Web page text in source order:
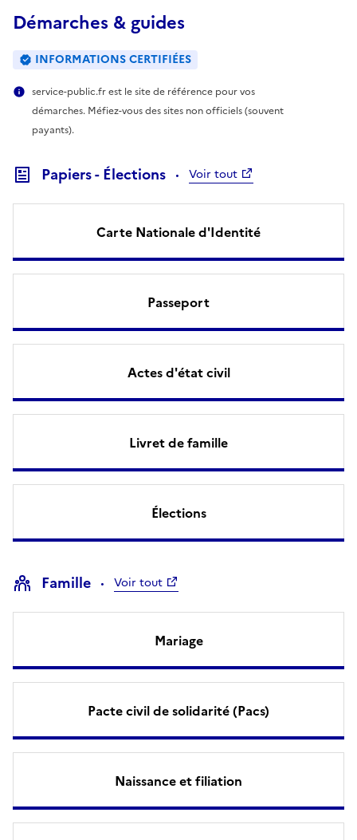
Démarches & guides
INFORMATIONS CERTIFIÉES
service-public.fr est le site de référence pour vos
démarches. Méfiez-vous des sites non officiels (souvent
payants).
Papiers - Élections Voir tout
Carte Nationale d'Identité
Passeport
Actes d'état civil
Livret de famille
Élections
Famille Voir tout
Mariage
Pacte civil de solidarité (Pacs)
Naissance et filiation